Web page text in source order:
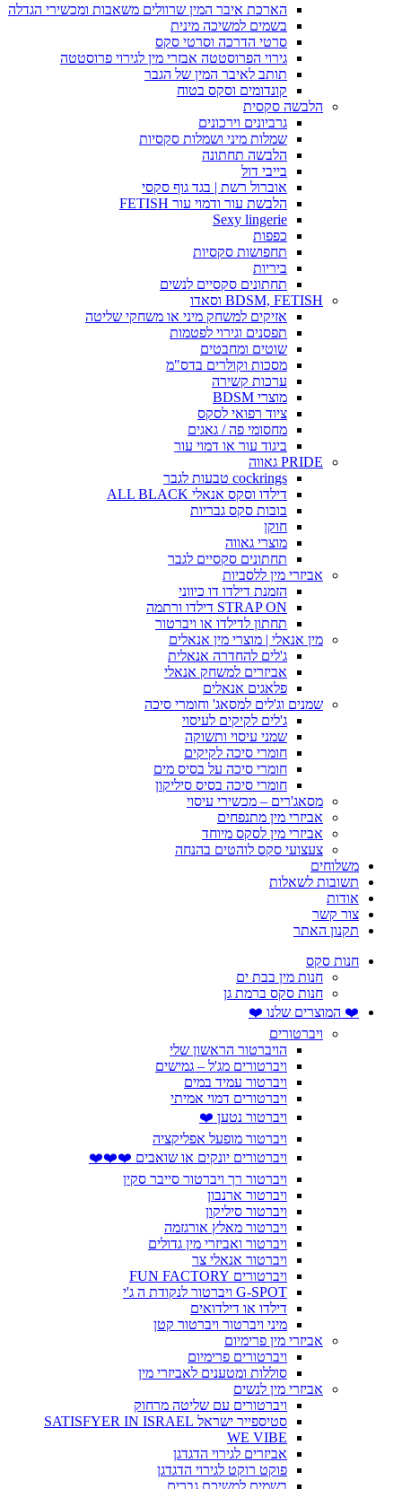
הארכת איבר המין שרוולים משאבות ומכשירי הגדלה
בשמים למשיכה מינית
סרטי הדרכה וסרטי סקס
גירוי הפרוסטטה אבזרי מין לגירוי פרוסטטה
תותב לאיבר המין של הגבר
קונדומים וסקס בטוח
הלבשה סקסית
גרביונים וירכונים
שמלות מיני ושמלות סקסיות
הלבשה תחתונה
בייבי דול
אוברול רשת | בגד גוף סקסי
הלבשת עור ודמוי עור FETISH
Sexy lingerie
כפפות
תחפושות סקסיות
ביריות
תחתונים סקסיים לנשים
BDSM, FETISH וסאדו
אזיקים למשחק מיני או משחקי שליטה
תפסנים וגירוי לפטמות
שוטים ומחבטים
מסכות וקולרים בדס"מ
ערכות קשירה
מוצרי BDSM
ציוד רפואי לסקס
מחסומי פה / גאגים
ביגוד עור או דמוי עור
PRIDE גאווה
cockrings טבעות לגבר
דילדו וסקס אנאלי ALL BLACK
בובות סקס גבריות
חוקן
מוצרי גאווה
תחתונים סקסיים לגבר
אביזרי מין ללסביות
הזמנת דילדו דו כיווני
STRAP ON דילדו ורתמה
תחתון לדילדו או ויברטור
מין אנאלי | מוצרי מין אנאלים
ג'לים להחדרה אנאלית
אביזרים למשחק אנאלי
פלאגים אנאלים
שמנים וג'לים למסאג' וחומרי סיכה
ג'לים לקיקים לעיסוי
שמני עיסוי ותשוקה
חומרי סיכה לקיקים
חומרי סיכה על בסיס מים
חומרי סיכה בסיס סיליקון
מסאג'רים – מכשירי עיסוי
אביזרי מין מתנפחים
אביזרי מין לסקס מיוחד
צעצועי סקס לוהטים בהנחה
משלוחים
תשובות לשאלות
אודות
צור קשר
תקנון האתר
חנות סקס
חנות מין בבת ים
חנות סקס ברמת גן
❤️ המוצרים שלנו ❤️
ויברטורים
הויברטור הראשון שלי
ויברטורים מג'ל – גמישים
ויברטור עמיד במים
ויברטורים דמוי אמיתי
ויברטור נטען ❤️
ויברטור מופעל אפליקציה
ויברטורים יונקים או שואבים ❤️❤️❤️
ויברטור רך ויברטור סייבר סקין
ויברטור ארנבון
ויברטור סיליקון
ויברטור מאלץ אורגזמה
ויברטור ואביזרי מין גדולים
ויברטור אנאלי צר
ויברטורים FUN FACTORY
G-SPOT ויברטור לנקודת ה ג'י
דילדו או דילדואים
מיני ויברטור ויברטור קטן
אביזרי מין פרימיום
ויברטורים פרימיום
סוללות ומטענים לאביזרי מין
אביזרי מין לנשים
ויברטורים עם שליטה מרחוק
סטיספייר ישראל SATISFYER IN ISRAEL
WE VIBE
אביזרים לגירוי הדגדגן
פוקט רוקט לגירוי הדגדגן
בשמים למשיכת גברים